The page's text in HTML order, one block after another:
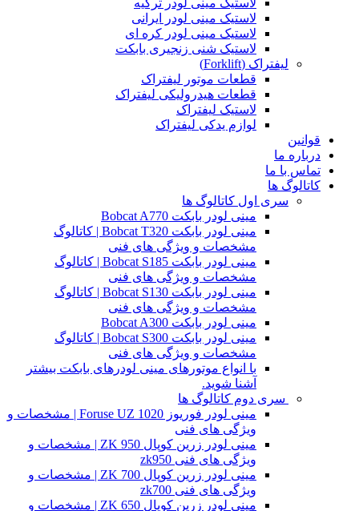
لاستیک مینی لودر ایرانی
لاستیک مینی لودر کره ای
لاستیک شنی زنجیری بابکت
لیفتراک (Forklift)
قطعات موتور لیفتراک
قطعات هیدرولیکی لیفتراک
لاستیک لیفتراک
لوازم یدکی لیفتراک
قوانین
درباره ما
تماس با ما
کاتالوگ ها
سری اول کاتالوگ ها
مینی لودر بابکت Bobcat A770
مینی لودر بابکت Bobcat T320 | کاتالوگ
مشخصات و ویژگی های فنی
مینی لودر بابکت Bobcat S185 | کاتالوگ
مشخصات و ویژگی های فنی
مینی لودر بابکت Bobcat S130 | کاتالوگ
مشخصات و ویژگی های فنی
مینی لودر بابکت Bobcat A300
مینی لودر بابکت Bobcat S300 | کاتالوگ
مشخصات و ویژگی های فنی
با انواع موتورهای مینی لودرهای بابکت بیشتر
آشنا شوید.
سری دوم کاتالوگ ها
مینی لودر فوریوز Foruse UZ 1020 | مشخصات و
ویژگی های فنی
مینی لودر زرین کوپال ZK 950 | مشخصات و
ویژگی های فنی zk950
مینی لودر زرین کوپال ZK 700 | مشخصات و
ویژگی های فنی zk700
مینی لودر زرین کوپال ZK 650 | مشخصات و